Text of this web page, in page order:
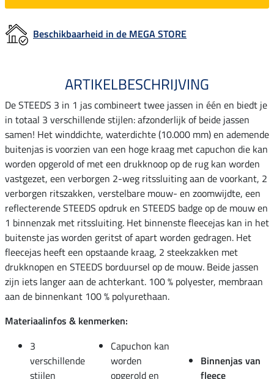
Beschikbaarheid in de MEGA STORE
ARTIKELBESCHRIJVING
De STEEDS 3 in 1 jas combineert twee jassen in één en biedt je
in totaal 3 verschillende stijlen: afzonderlijk of beide jassen
samen! Het winddichte, waterdichte (10.000 mm) en ademende
buitenjas is voorzien van een hoge kraag met capuchon die kan
worden opgerold of met een drukknoop op de rug kan worden
vastgezet, een verborgen 2-weg ritssluiting aan de voorkant, 2
verborgen ritszakken, verstelbare mouw- en zoomwijdte, een
reflecterende STEEDS opdruk en STEEDS badge op de mouw en
1 binnenzak met ritssluiting. Het binnenste fleecejas kan in het
buitenste jas worden geritst of apart worden gedragen. Het
fleecejas heeft een opstaande kraag, 2 steekzakken met
drukknopen en STEEDS borduursel op de mouw. Beide jassen
zijn iets langer aan de achterkant. 100 % polyester, membraan
aan de binnenkant 100 % polyurethaan.
Materiaalinfos & kenmerken:
3
verschillende
stijlen
Capuchon kan
worden
opgerold en
Binnenjas van
fleece